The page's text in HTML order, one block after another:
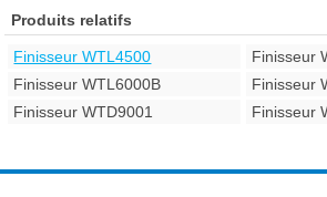
Produits relatifs
Finisseur WTL4500
Finisseur
Finisseur WTL6000B
Finisseur
Finisseur WTD9001
Finisseur